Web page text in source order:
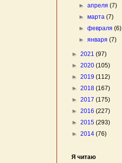
►апреля(7)
►марта(7)
►февраля(6)
►января(7)
► 2021 (97)
► 2020 (105)
► 2019 (112)
► 2018 (167)
► 2017 (175)
► 2016 (227)
► 2015 (293)
► 2014 (76)
Я читаю